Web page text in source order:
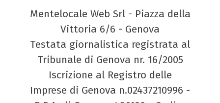
Mentelocale Web Srl - Piazza della
Vittoria 6/6 - Genova
Testata giornalistica registrata al
Tribunale di Genova nr. 16/2005
Iscrizione al Registro delle
Imprese di Genova n.02437210996 -